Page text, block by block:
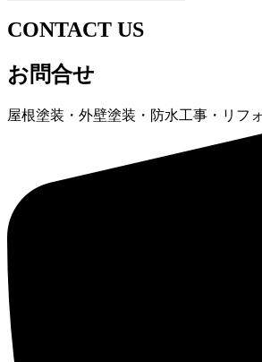
CONTACT US
お問合せ
屋根塗装・外壁塗装・防水工事・リフ